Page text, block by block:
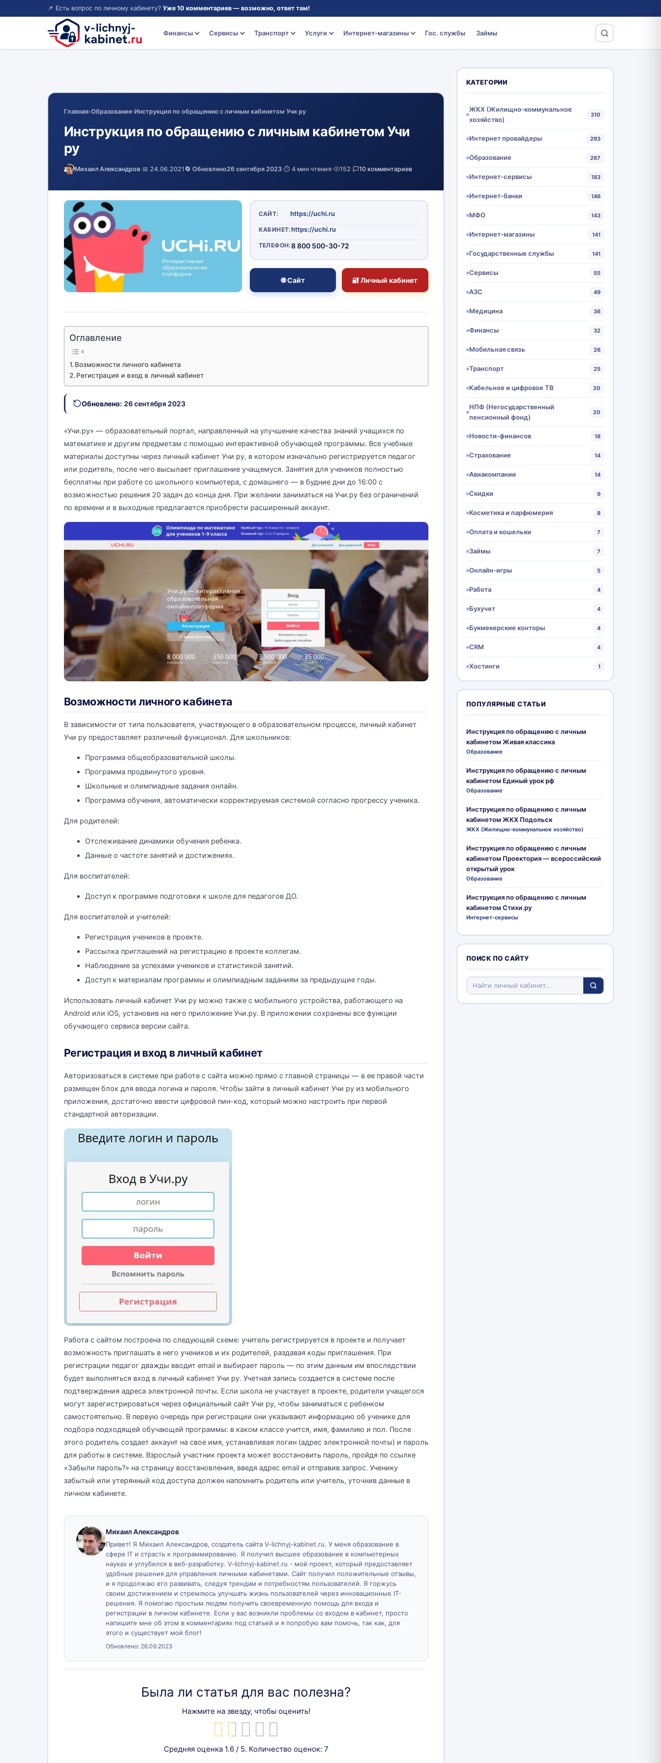
📌 Есть вопрос по личному кабинету? Уже 10 комментариев — возможно, ответ там!
Финансы Сервисы Транспорт Услуги Интернет-магазины Гос. службы Займы
Главная›Образование›Инструкция по обращению с личным кабинетом Учи ру
Инструкция по обращению с личным кабинетом Учи
ру
Михаил Александров·📅 24.06.2021🔄 Обновлено26 сентября 2023·⏱️ 4 мин чтения· 152· 10 комментариев
САЙТ: https://uchi.ru
КАБИНЕТ:https://uchi.ru
ТЕЛЕФОН:8 800 500-30-72
🌐 Сайт 🔐 Личный кабинет
Оглавление
Возможности личного кабинета
Регистрация и вход в личный кабинет
Обновлено: 26 сентября 2023
«Учи.ру» — образовательный портал, направленный на улучшение качества знаний учащихся по
математике и другим предметам с помощью интерактивной обучающей программы. Все учебные
материалы доступны через личный кабинет Учи ру, в котором изначально регистрируется педагог
или родитель, после чего высылает приглашение учащемуся. Занятия для учеников полностью
бесплатны при работе со школьного компьютера, с домашнего — в будние дни до 16:00 с
возможностью решения 20 задач до конца дня. При желании заниматься на Учи.ру без ограничений
по времени и в выходные предлагается приобрести расширенный аккаунт.
Возможности личного кабинета
В зависимости от типа пользователя, участвующего в образовательном процессе, личный кабинет
Учи ру предоставляет различный функционал. Для школьников:
Программа общеобразовательной школы.
Программа продвинутого уровня.
Школьные и олимпиадные задания онлайн.
Программа обучения, автоматически корректируемая системой согласно прогрессу ученика.
Для родителей:
Отслеживание динамики обучения ребенка.
Данные о частоте занятий и достижениях.
Для воспитателей:
Доступ к программе подготовки к школе для педагогов ДО.
Для воспитателей и учителей:
Регистрация учеников в проекте.
Рассылка приглашений на регистрацию в проекте коллегам.
Наблюдение за успехами учеников и статистикой занятий.
Доступ к материалам программы и олимпиадным заданиям за предыдущие годы.
Использовать личный кабинет Учи ру можно также с мобильного устройства, работающего на
Android или iOS, установив на него приложение Учи.ру. В приложении сохранены все функции
обучающего сервиса версии сайта.
Регистрация и вход в личный кабинет
Авторизоваться в системе при работе с сайта можно прямо с главной страницы — в ее правой части
размещен блок для ввода логина и пароля. Чтобы зайти в личный кабинет Учи ру из мобильного
приложения, достаточно ввести цифровой пин-код, который можно настроить при первой
стандартной авторизации.
Работа с сайтом построена по следующей схеме: учитель регистрируется в проекте и получает
возможность приглашать в него учеников и их родителей, раздавая коды приглашения. При
регистрации педагог дважды вводит email и выбирает пароль — по этим данным им впоследствии
будет выполняться вход в личный кабинет Учи ру. Учетная запись создается в системе после
подтверждения адреса электронной почты. Если школа не участвует в проекте, родители учащегося
могут зарегистрироваться через официальный сайт Учи ру, чтобы заниматься с ребенком
самостоятельно. В первую очередь при регистрации они указывают информацию об ученике для
подбора подходящей обучающей программы: в каком классе учится, имя, фамилию и пол. После
этого родитель создает аккаунт на свое имя, устанавливая логин (адрес электронной почты) и пароль
для работы в системе. Взрослый участник проекта может восстановить пароль, пройдя по ссылке
«Забыли пароль?» на страницу восстановления, введя адрес email и отправив запрос. Ученику
забытый или утерянный код доступа должен напомнить родитель или учитель, уточнив данные в
личном кабинете.
Михаил Александров
Привет! Я Михаил Александров, создатель сайта V-lichnyj-kabinet.ru. У меня образование в
сфере IT и страсть к программированию. Я получил высшее образование в компьютерных
науках и углубился в веб-разработку. V-lichnyj-kabinet.ru - мой проект, который предоставляет
удобные решения для управления личными кабинетами. Сайт получил положительные отзывы,
и я продолжаю его развивать, следуя трендам и потребностям пользователей. Я горжусь
своим достижением и стремлюсь улучшать жизнь пользователей через инновационные IT-
решения. Я помогаю простым людям получить своевременную помощь для входа и
регистрации в личном кабинете. Если у вас возникли проблемы со входом в кабинет, просто
напишите мне об этом в комментариях под статьей и я попробую вам помочь, так как, для
этого и существует мой блог!
Обновлено: 26.09.2023
Была ли статья для вас полезна?
Нажмите на звезду, чтобы оценить!
Средняя оценка 1.6/ 5. Количество оценок: 7
КАТЕГОРИИ
ЖКХ (Жилищно-коммунальное
хозяйство)
310
Интернет провайдеры 293
Образование 267
Интернет-сервисы 183
Интернет-банки 146
МФО 143
Интернет-магазины 141
Государственные службы 141
Сервисы 55
АЗС 49
Медицина 36
Финансы 32
Мобильная связь 26
Транспорт 25
Кабельное и цифровое ТВ 20
НПФ (Негосударственный
пенсионный фонд)
20
Новости-финансов 18
Страхование 14
Авиакомпании 14
Скидки 9
Косметика и парфюмерия 8
Оплата и кошельки 7
Займы 7
Онлайн-игры 5
Работа 4
Бухучет 4
Букмекерские конторы 4
CRM 4
Хостинги 1
ПОПУЛЯРНЫЕ СТАТЬИ
Инструкция по обращению с личным
кабинетом Живая классика
Образование
Инструкция по обращению с личным
кабинетом Единый урок рф
Образование
Инструкция по обращению с личным
кабинетом ЖКХ Подольск
ЖКХ (Жилищно-коммунальное хозяйство)
Инструкция по обращению с личным
кабинетом Проектория — всероссийский
открытый урок
Образование
Инструкция по обращению с личным
кабинетом Стихи.ру
Интернет-сервисы
ПОИСК ПО САЙТУ